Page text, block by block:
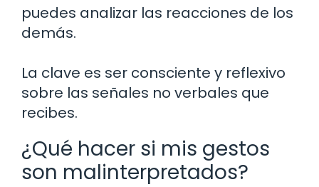
puedes analizar las reacciones de los
demás.
La clave es ser consciente y reflexivo
sobre las señales no verbales que
recibes.
¿Qué hacer si mis gestos
son malinterpretados?